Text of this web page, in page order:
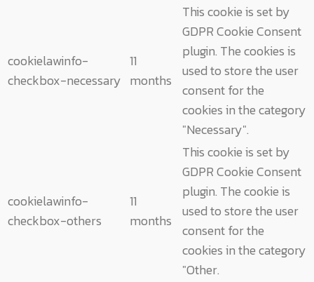
cookielawinfo-
checkbox-necessary
11
months
This cookie is set by
GDPR Cookie Consent
plugin. The cookies is
used to store the user
consent for the
cookies in the category
"Necessary".
cookielawinfo-
checkbox-others
11
months
This cookie is set by
GDPR Cookie Consent
plugin. The cookie is
used to store the user
consent for the
cookies in the category
"Other.